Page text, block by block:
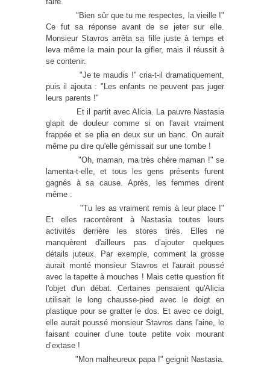
"Bien sûr que tu me respectes, la vieille !"
Ce fut sa réponse avant de se jeter sur elle.
Monsieur Stavros arrêta sa fille juste à temps et
leva même la main pour la gifler, mais il réussit à
se contenir.
"Je te maudis !" cria-t-il dramatiquement,
puis il ajouta : "Les enfants ne peuvent pas juger
leurs parents !"
Et il partit avec Alicia. La pauvre Nastasia
glapit de douleur comme si on l'avait vraiment
frappée et se plia en deux sur un banc. On aurait
même pu dire qu'elle gémissait sur une tombe !
"Oh, maman, ma très chère maman !" se
lamenta-t-elle, et tous les gens présents furent
gagnés à sa cause. Après, les femmes dirent
même :
"Tu les as vraiment remis à leur place !"
Et elles racontèrent à Nastasia toutes leurs
activités derrière les stores tirés. Elles ne
manquèrent d'ailleurs pas d’ajouter quelques
détails juteux. Par exemple, comment la grosse
aurait monté monsieur Stavros et l'aurait poussé
avec la tapette à mouches ! Mais cette question fit
l'objet d'un débat. Certaines pensaient qu'Alicia
utilisait le long chausse-pied avec le doigt en
plastique pour se gratter le dos. Et avec ce doigt,
elle aurait poussé monsieur Stavros dans l'aine, le
faisant couiner d’une toute petite voix mourant
d’extase !
"Mon malheureux papa !" geignit Nastasia.